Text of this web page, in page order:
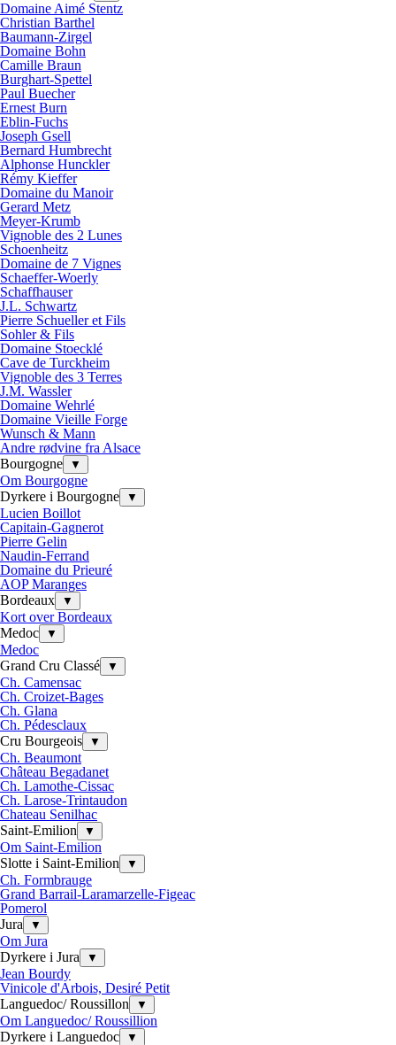
Domaine Aimé Stentz
Christian Barthel
Baumann-Zirgel
Domaine Bohn
Camille Braun
Burghart-Spettel
Paul Buecher
Ernest Burn
Eblin-Fuchs
Joseph Gsell
Bernard Humbrecht
Alphonse Hunckler
Rémy Kieffer
Domaine du Manoir
Gerard Metz
Meyer-Krumb
Vignoble des 2 Lunes
Schoenheitz
Domaine de 7 Vignes
Schaeffer-Woerly
Schaffhauser
J.L. Schwartz
Pierre Schueller et Fils
Sohler & Fils
Domaine Stoecklé
Cave de Turckheim
Vignoble des 3 Terres
J.M. Wassler
Domaine Wehrlé
Domaine Vieille Forge
Wunsch & Mann
Andre rødvine fra Alsace
Bourgogne
▼
Om Bourgogne
Dyrkere i Bourgogne
▼
Lucien Boillot
Capitain-Gagnerot
Pierre Gelin
Naudin-Ferrand
Domaine du Prieuré
AOP Maranges
Bordeaux
▼
Kort over Bordeaux
Medoc
▼
Medoc
Grand Cru Classé
▼
Ch. Camensac
Ch. Croizet-Bages
Ch. Glana
Ch. Pédesclaux
Cru Bourgeois
▼
Ch. Beaumont
Château Begadanet
Ch. Lamothe-Cissac
Ch. Larose-Trintaudon
Chateau Senilhac
Saint-Emilion
▼
Om Saint-Emilion
Slotte i Saint-Emilion
▼
Ch. Formbrauge
Grand Barrail-Laramarzelle-Figeac
Pomerol
Jura
▼
Om Jura
Dyrkere i Jura
▼
Jean Bourdy
Vinicole d'Arbois, Desiré Petit
Languedoc/ Roussillon
▼
Om Languedoc/ Roussillion
Dyrkere i Languedoc
▼